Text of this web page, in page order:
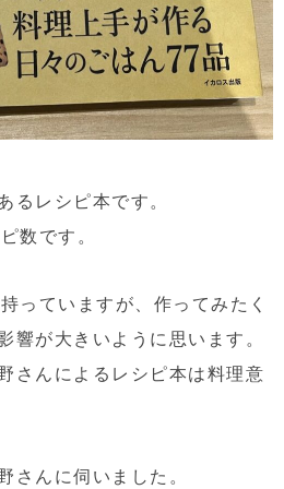
るレシピ本です。
数です。
っていますが、作ってみたく
響が大きいように思います。
さんによるレシピ本は料理意
さんに伺いました。